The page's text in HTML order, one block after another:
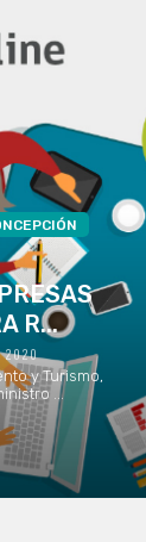
R...
2020
y Turismo,
...